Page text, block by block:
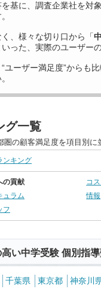
基に、調査企業社を対
、様々な切り口から「
った、実際のユーザー
ユーザー満足度”からも
グ一覧
の顧客満足度を項目別に
ンキング
の貢献 コ
ュラム
情報
フ
い中学受験 個別指導
千葉県 東京都 神奈川